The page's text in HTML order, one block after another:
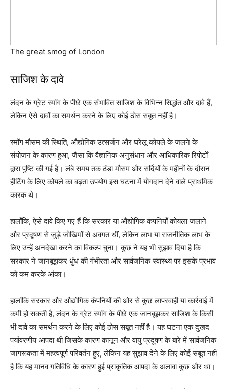
The great smog of London
साजिश के दावे
लंदन के ग्रेट स्मॉग के पीछे एक संभावित साजिश के विभिन्न सिद्धांत और दावे हैं,
लेकिन ऐसे दावों का समर्थन करने के लिए कोई ठोस सबूत नहीं है।
स्मॉग मौसम की स्थिति, औद्योगिक उत्सर्जन और घरेलू कोयले के जलने के
संयोजन के कारण हुआ, जैसा कि वैज्ञानिक अनुसंधान और आधिकारिक रिपोर्टों
द्वारा पुष्टि की गई है। लंबे समय तक ठंडा मौसम और सर्दियों के महीनों के दौरान
हीटिंग के लिए कोयले का बढ़ता उपयोग इस घटना में योगदान देने वाले प्राथमिक
कारक थे।
हालाँकि, ऐसे दावे किए गए हैं कि सरकार या औद्योगिक कंपनियाँ कोयला जलाने
और प्रदूषण से जुड़े जोखिमों से अवगत थीं, लेकिन लाभ या राजनीतिक लाभ के
लिए उन्हें अनदेखा करने का विकल्प चुना। कुछ ने यह भी सुझाव दिया है कि
सरकार ने जानबूझकर धुंध की गंभीरता और सार्वजनिक स्वास्थ्य पर इसके प्रभाव
को कम करके आंका।
हालांकि सरकार और औद्योगिक कंपनियों की ओर से कुछ लापरवाही या कार्रवाई में
कमी हो सकती है, लंदन के ग्रेट स्मॉग के पीछे एक जानबूझकर साजिश के किसी
भी दावे का समर्थन करने के लिए कोई ठोस सबूत नहीं है। यह घटना एक दुखद
पर्यावरणीय आपदा थी जिसके कारण कानून और वायु प्रदूषण के बारे में सार्वजनिक
जागरूकता में महत्वपूर्ण परिवर्तन हुए, लेकिन यह सुझाव देने के लिए कोई सबूत नहीं
है कि यह मानव गतिविधि के कारण हुई प्राकृतिक आपदा के अलावा कुछ और था।